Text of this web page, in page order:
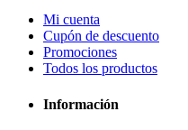
Mi cuenta
Cupón de descuento
Promociones
Todos los productos
Información